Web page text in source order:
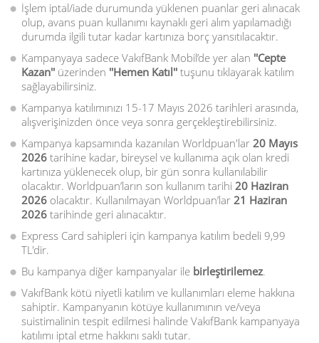
İşlem iptal/iade durumunda yüklenen puanlar geri alınacak
olup, avans puan kullanımı kaynaklı geri alım yapılamadığı
durumda ilgili tutar kadar kartınıza borç yansıtılacaktır.
Kampanyaya sadece VakıfBank Mobil’de yer alan ''Cepte
Kazan'' üzerinden ''Hemen Katıl'' tuşunu tıklayarak katılım
sağlayabilirsiniz.
Kampanya katılımınızı 15-17 Mayıs 2026 tarihleri arasında,
alışverişinizden önce veya sonra gerçekleştirebilirsiniz.
Kampanya kapsamında kazanılan Worldpuan'lar 20 Mayıs
2026 tarihine kadar, bireysel ve kullanıma açık olan kredi
kartınıza yüklenecek olup, bir gün sonra kullanılabilir
olacaktır. Worldpuan’ların son kullanım tarihi 20 Haziran
2026 olacaktır. Kullanılmayan Worldpuan’lar 21 Haziran
2026 tarihinde geri alınacaktır.
Express Card sahipleri için kampanya katılım bedeli 9,99
TL'dir.
Bu kampanya diğer kampanyalar ile birleştirilemez.
VakıfBank kötü niyetli katılım ve kullanımları eleme hakkına
sahiptir. Kampanyanın kötüye kullanımının ve/veya
suistimalinin tespit edilmesi halinde VakıfBank kampanyaya
katılımı iptal etme hakkını saklı tutar.